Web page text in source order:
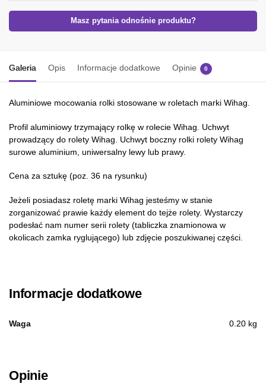
Masz pytania odnośnie produktu?
Galeria Opis Informacje dodatkowe Opinie 0
Aluminiowe mocowania rolki stosowane w roletach marki Wihag.
Profil aluminiowy trzymający rolkę w rolecie Wihag. Uchwyt
prowadzący do rolety Wihag. Uchwyt boczny rolki rolety Wihag
surowe aluminium, uniwersalny lewy lub prawy.
Cena za sztukę (poz. 36 na rysunku)
Jeżeli posiadasz roletę marki Wihag jesteśmy w stanie
zorganizować prawie każdy element do tejże rolety. Wystarczy
podesłać nam numer serii rolety (tabliczka znamionowa w
okolicach zamka ryglującego) lub zdjęcie poszukiwanej części.
Informacje dodatkowe
Waga 0.20 kg
Opinie